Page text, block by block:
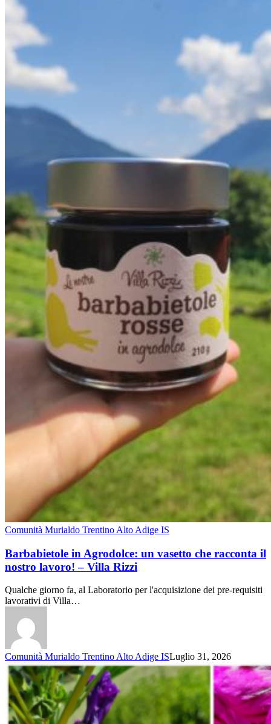
Comunità Murialdo Trentino Alto Adige IS
Barbabietole in Agrodolce: un vasetto che racconta il
nostro lavoro! – Villa Rizzi
Qualche giorno fa, al Laboratorio per l'acquisizione dei pre-requisiti
lavorativi di Villa…
Comunità Murialdo Trentino Alto Adige ISLuglio 31, 2026